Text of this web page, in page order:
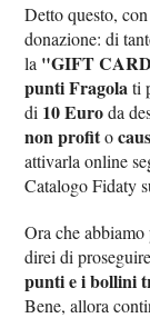
Detto questo,
donazione: di
la "GIFT
punti Fragolati
di 10 Euroda
non profito
attivarla online
Catalogo Fidaty
Ora che
direi di
punti e i bollini
Bene, allora